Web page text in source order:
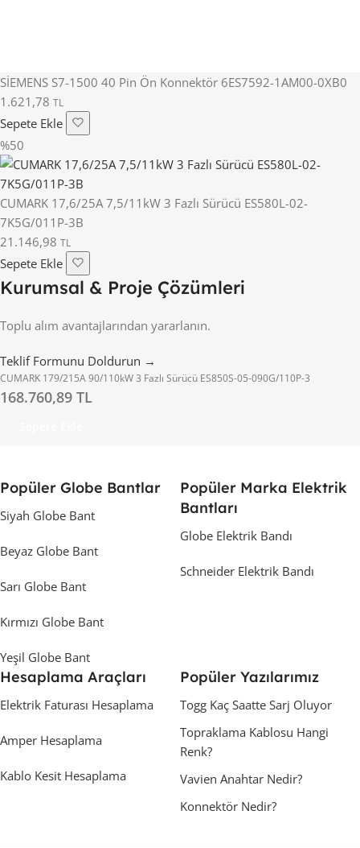
SİEMENS S7-1500 40 Pin Ön Konnektör 6ES7592-1AM00-0XB0
1.621,78 TL
Sepete Ekle
%50
CUMARK 17,6/25A 7,5/11kW 3 Fazlı Sürücü ES580L-02-
7K5G/011P-3B
21.146,98 TL
Sepete Ekle
Kurumsal & Proje Çözümleri
Toplu alım avantajlarından yararlanın.
Teklif Formunu Doldurun →
CUMARK 179/215A 90/110kW 3 Fazlı Sürücü ES850S-05-090G/110P-3
168.760,89 TL
Popüler Globe Bantlar
Siyah Globe Bant
Beyaz Globe Bant
Sarı Globe Bant
Kırmızı Globe Bant
Yeşil Globe Bant
Popüler Marka Elektrik
Bantları
Globe Elektrik Bandı
Schneider Elektrik Bandı
Hesaplama Araçları
Elektrik Faturası Hesaplama
Amper Hesaplama
Kablo Kesit Hesaplama
Popüler Yazılarımız
Togg Kaç Saatte Sarj Oluyor
Topraklama Kablosu Hangi
Renk?
Vavien Anahtar Nedir?
Konnektör Nedir?